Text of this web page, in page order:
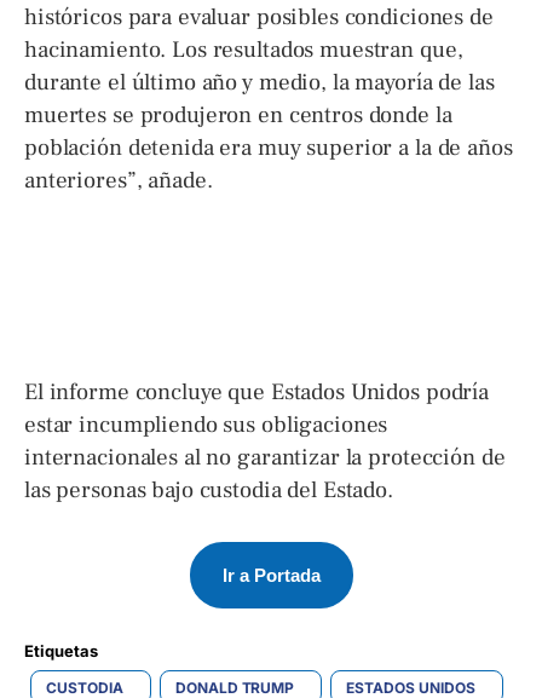
históricos para evaluar posibles condiciones de
hacinamiento. Los resultados muestran que,
durante el último año y medio, la mayoría de las
muertes se produjeron en centros donde la
población detenida era muy superior a la de años
anteriores”, añade.
El informe concluye que Estados Unidos podría
estar incumpliendo sus obligaciones
internacionales al no garantizar la protección de
las personas bajo custodia del Estado.
Ir a Portada
Etiquetas
CUSTODIA DONALD TRUMP ESTADOS UNIDOS